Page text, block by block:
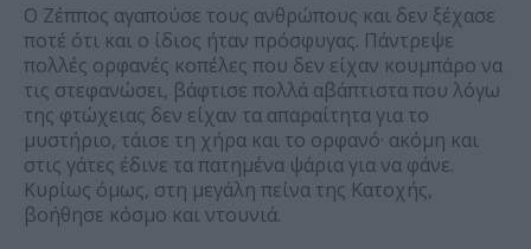
Ο Ζέππος αγαπούσε τους ανθρώπους και δεν ξέχασε
ποτέ ότι και ο ίδιος ήταν πρόσφυγας. Πάντρεψε
πολλές ορφανές κοπέλες που δεν είχαν κουμπάρο να
τις στεφανώσει, βάφτισε πολλά αβάπτιστα που λόγω
της φτώχειας δεν είχαν τα απαραίτητα για το
μυστήριο, τάισε τη χήρα και το ορφανό· ακόμη και
στις γάτες έδινε τα πατημένα ψάρια για να φάνε.
Κυρίως όμως, στη μεγάλη πείνα της Κατοχής,
βοήθησε κόσμο και ντουνιά.